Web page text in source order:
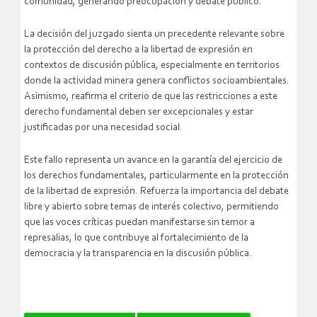
La decisión del juzgado sienta un precedente relevante sobre
la protección del derecho a la libertad de expresión en
contextos de discusión pública, especialmente en territorios
donde la actividad minera genera conflictos socioambientales.
Asimismo, reafirma el criterio de que las restricciones a este
derecho fundamental deben ser excepcionales y estar
justificadas por una necesidad social.
Este fallo representa un avance en la garantía del ejercicio de
los derechos fundamentales, particularmente en la protección
de la libertad de expresión. Refuerza la importancia del debate
libre y abierto sobre temas de interés colectivo, permitiendo
que las voces críticas puedan manifestarse sin temor a
represalias, lo que contribuye al fortalecimiento de la
democracia y la transparencia en la discusión pública.